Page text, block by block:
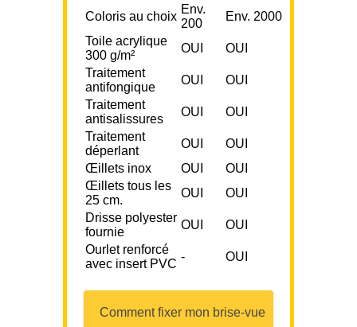
Coloris au choix
Env.
200
Env. 2000
Toile acrylique
300 g/m²
OUI
OUI
Traitement
antifongique
OUI
OUI
Traitement
antisalissures
OUI
OUI
Traitement
déperlant
OUI
OUI
Œillets inox
OUI
OUI
Œillets tous les
25 cm.
OUI
OUI
Drisse polyester
fournie
OUI
OUI
Ourlet renforcé
avec insert PVC
- OUI
Comment fixer mon brise-vue